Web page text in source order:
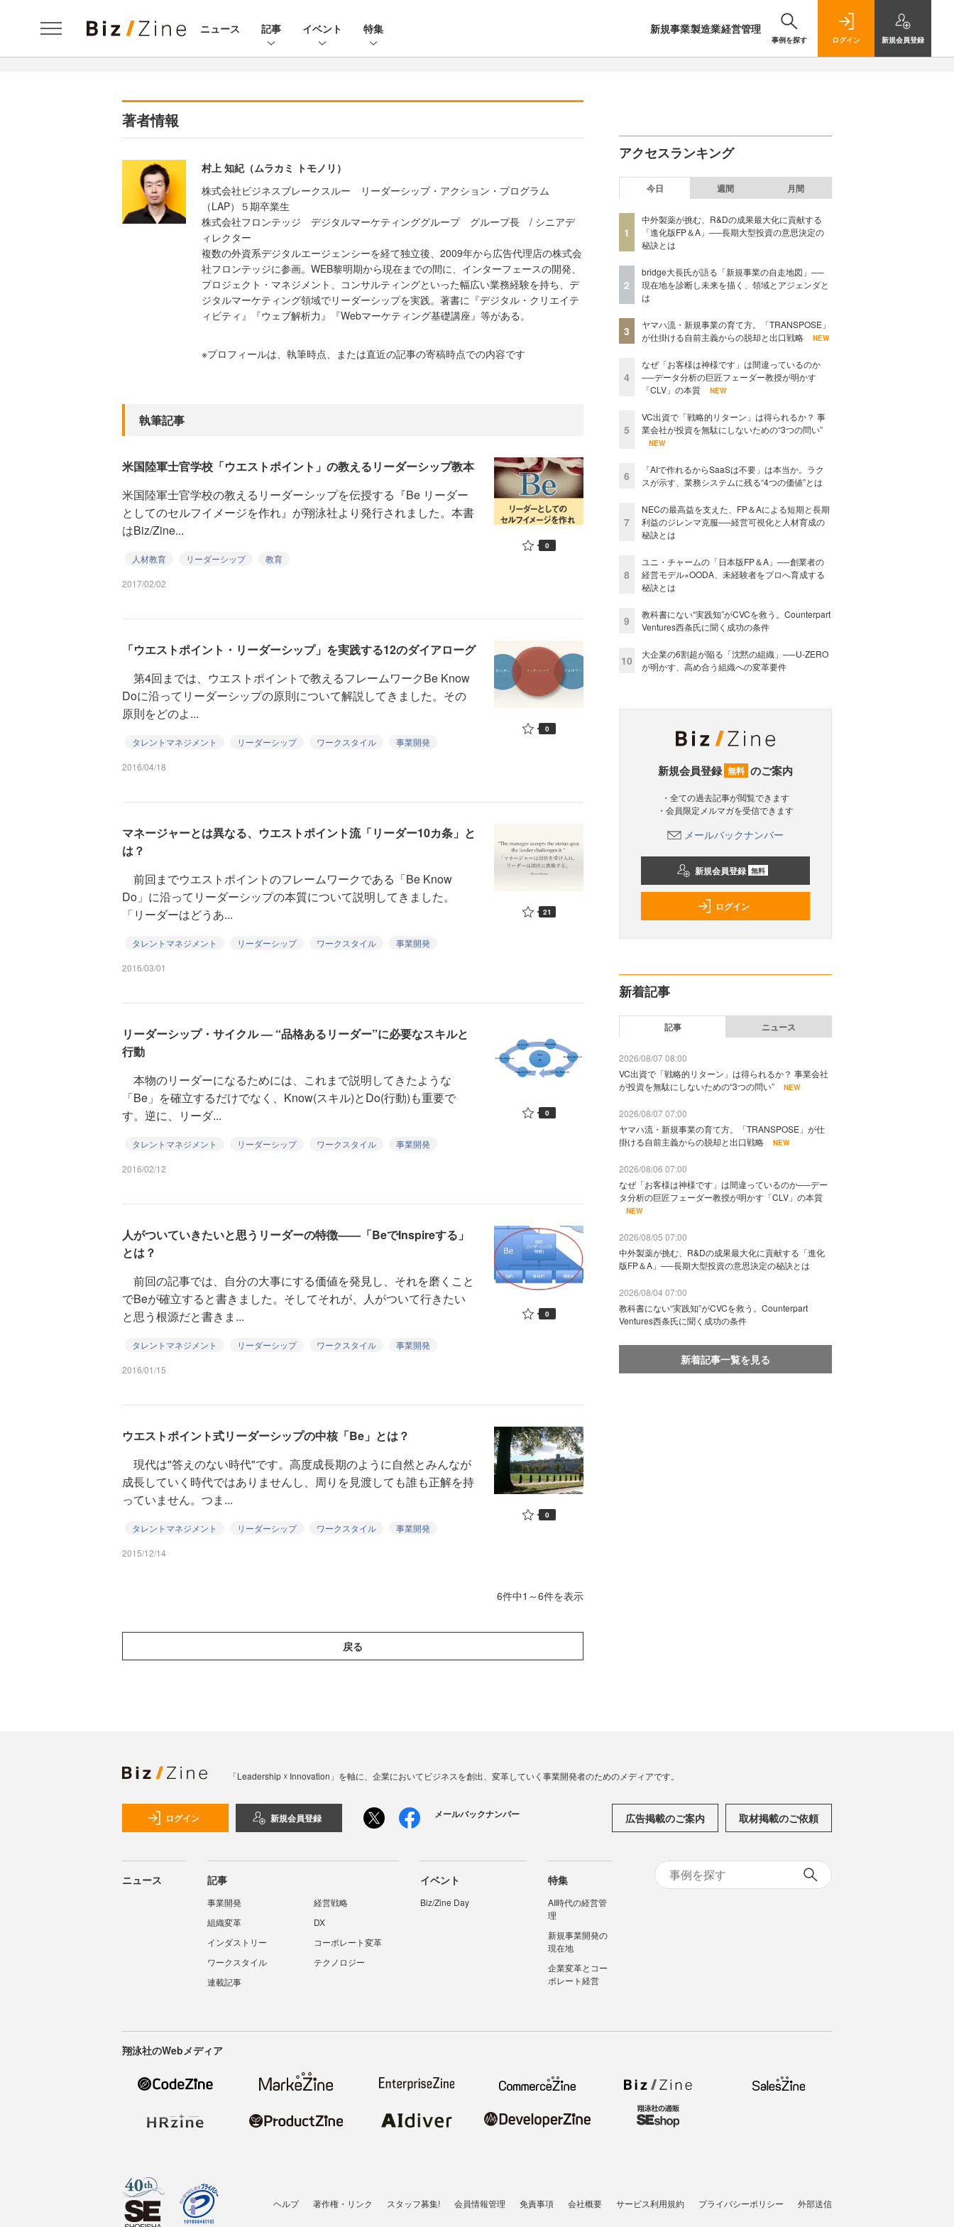
ニュース 記事 イベント 特集 新規事業製造業経営管理
事例を探す ログイン 新規会員登録
著者情報
村上 知紀（ムラカミ トモノリ）
株式会社ビジネスブレークスルー リーダーシップ・アクション・プログラム
（LAP）５期卒業生
株式会社フロンテッジ デジタルマーケティンググループ グループ長 / シニアデ
ィレクター
複数の外資系デジタルエージェンシーを経て独立後、2009年から広告代理店の株式会
社フロンテッジに参画。WEB黎明期から現在までの間に、インターフェースの開発、
プロジェクト・マネジメント、コンサルティングといった幅広い業務経験を持ち、デ
ジタルマーケティング領域でリーダーシップを実践。著書に『デジタル・クリエイテ
ィビティ』『ウェブ解析力』『Webマーケティング基礎講座』等がある。
※プロフィールは、執筆時点、または直近の記事の寄稿時点での内容です
執筆記事
米国陸軍士官学校「ウエストポイント」の教えるリーダーシップ教本
米国陸軍士官学校の教えるリーダーシップを伝授する『Be リーダー
としてのセルフイメージを作れ』が翔泳社より発行されました。本書
はBiz/Zine...
人材教育 リーダーシップ 教育
2017/02/02
0
「ウエストポイント・リーダーシップ」を実践する12のダイアローグ
第4回までは、ウエストポイントで教えるフレームワークBe Know
Doに沿ってリーダーシップの原則について解説してきました。その
原則をどのよ...
タレントマネジメント リーダーシップ ワークスタイル 事業開発
2016/04/18
0
マネージャーとは異なる、ウエストポイント流「リーダー10カ条」と
は？
前回までウエストポイントのフレームワークである「Be Know
Do」に沿ってリーダーシップの本質について説明してきました。
「リーダーはどうあ...
タレントマネジメント リーダーシップ ワークスタイル 事業開発
2016/03/01
21
リーダーシップ・サイクル ― “品格あるリーダー”に必要なスキルと
行動
本物のリーダーになるためには、これまで説明してきたような
「Be」を確立するだけでなく、Know(スキル)とDo(行動)も重要で
す。逆に、リーダ...
タレントマネジメント リーダーシップ ワークスタイル 事業開発
2016/02/12
0
人がついていきたいと思うリーダーの特徴――「BeでInspireする」
とは？
前回の記事では、自分の大事にする価値を発見し、それを磨くこと
でBeが確立すると書きました。そしてそれが、人がついて行きたい
と思う根源だと書きま...
タレントマネジメント リーダーシップ ワークスタイル 事業開発
2016/01/15
0
ウエストポイント式リーダーシップの中核「Be」とは？
現代は"答えのない時代"です。高度成長期のように自然とみんなが
成長していく時代ではありませんし、周りを見渡しても誰も正解を持
っていません。つま...
タレントマネジメント リーダーシップ ワークスタイル 事業開発
2015/12/14
0
6件中1～6件を表示
戻る
アクセスランキング
今日 週間 月間
1
中外製薬が挑む、R&Dの成果最大化に貢献する
「進化版FP＆A」──長期大型投資の意思決定の
秘訣とは
2
bridge大長氏が語る「新規事業の自走地図」──
現在地を診断し未来を描く、領域とアジェンダと
は
3
ヤマハ流・新規事業の育て方。「TRANSPOSE」
が仕掛ける自前主義からの脱却と出口戦略
NEW
4
なぜ「お客様は神様です」は間違っているのか
──データ分析の巨匠フェーダー教授が明かす
「CLV」の本質
NEW
5
VC出資で「戦略的リターン」は得られるか？ 事
業会社が投資を無駄にしないための“3つの問い”
NEW
6
「AIで作れるからSaaSは不要」は本当か。ラク
スが示す、業務システムに残る“4つの価値”とは
7
NECの最高益を支えた、FP＆Aによる短期と長期
利益のジレンマ克服──経営可視化と人材育成の
秘訣とは
8
ユニ・チャームの「日本版FP＆A」──創業者の
経営モデル×OODA、未経験者をプロへ育成する
秘訣とは
9
教科書にない“実践知”がCVCを救う。Counterpart
Ventures西条氏に聞く成功の条件
10
大企業の6割超が陥る「沈黙の組織」──U-ZERO
が明かす、高め合う組織への変革要件
新規会員登録 無料 のご案内
・全ての過去記事が閲覧できます
・会員限定メルマガを受信できます
メールバックナンバー
新規会員登録 無料
ログイン
新着記事
記事 ニュース
2026/08/07 08:00
VC出資で「戦略的リターン」は得られるか？ 事業会社
が投資を無駄にしないための“3つの問い”
NEW
2026/08/07 07:00
ヤマハ流・新規事業の育て方。「TRANSPOSE」が仕
掛ける自前主義からの脱却と出口戦略
NEW
2026/08/06 07:00
なぜ「お客様は神様です」は間違っているのか──デー
タ分析の巨匠フェーダー教授が明かす「CLV」の本質
NEW
2026/08/05 07:00
中外製薬が挑む、R&Dの成果最大化に貢献する「進化
版FP＆A」──長期大型投資の意思決定の秘訣とは
2026/08/04 07:00
教科書にない“実践知”がCVCを救う。Counterpart
Ventures西条氏に聞く成功の条件
新着記事一覧を見る
「Leadership ☓ Innovation」を軸に、企業においてビジネスを創出、変革していく事業開発者のためのメディアです。
ログイン 新規会員登録 メールバックナンバー 広告掲載のご案内 取材掲載のご依頼
ニュース 記事
事業開発
経営戦略
組織変革
DX
インダストリー
コーポレート変革
ワークスタイル
テクノロジー
連載記事
イベント
Biz/Zine Day
特集
AI時代の経営管
理
新規事業開発の
現在地
企業変革とコー
ポレート経営
翔泳社のWebメディア
ヘルプ 著作権・リンク スタッフ募集! 会員情報管理 免責事項 会社概要 サービス利用規約 プライバシーポリシー 外部送信